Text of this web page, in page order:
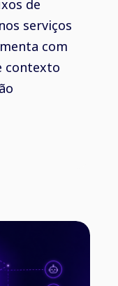
de
serviços
com
contexto